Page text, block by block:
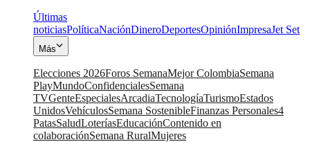
Últimas
noticiasPolíticaNaciónDineroDeportesOpiniónImpresaJet Set
Más
Elecciones 2026Foros SemanaMejor ColombiaSemana
PlayMundoConfidencialesSemana
TVGenteEspecialesArcadiaTecnologíaTurismoEstados
UnidosVehículosSemana SostenibleFinanzas Personales4
PatasSaludLoteríasEducaciónContenido en
colaboraciónSemana RuralMujeres